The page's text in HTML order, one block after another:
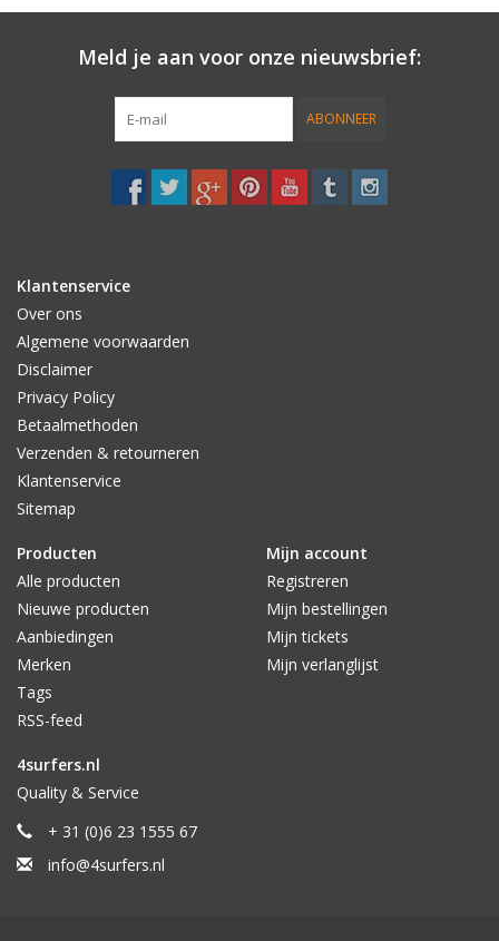
• Heat reflective external material
• Wax and UV resistant internal lining
Meld je aan voor onze nieuwsbrief:
ABONNEER
Klantenservice
Over ons
Algemene voorwaarden
Disclaimer
Privacy Policy
Betaalmethoden
Verzenden & retourneren
Klantenservice
Sitemap
Producten
Alle producten
Nieuwe producten
Aanbiedingen
Merken
Tags
RSS-feed
Mijn account
Registreren
Mijn bestellingen
Mijn tickets
Mijn verlanglijst
4surfers.nl
Quality & Service
+ 31 (0)6 23 1555 67
info@4surfers.nl